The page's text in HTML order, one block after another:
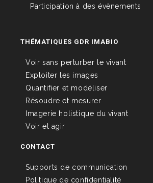
Participation à des évènements
THÉMATIQUES GDR IMABIO
Voir sans perturber le vivant
Exploiter les images
Quantifier et modéliser
Résoudre et mesurer
Imagerie holistique du vivant
Voir et agir
CONTACT
Supports de communication
Politique de confidentialité